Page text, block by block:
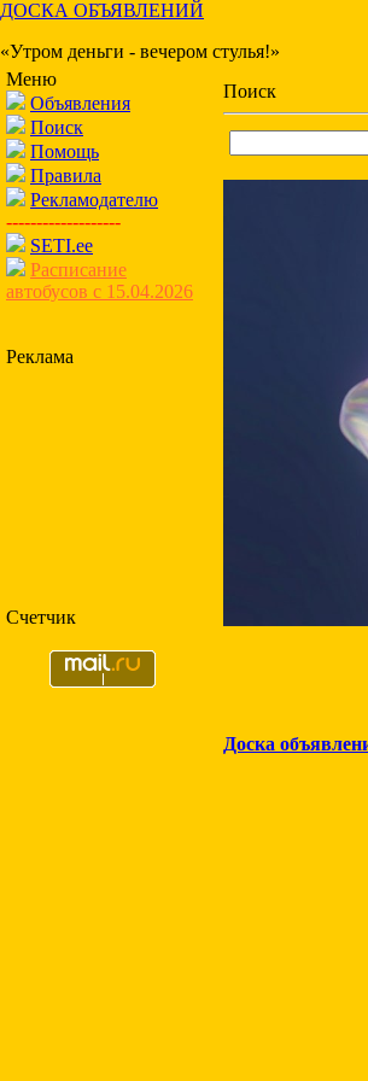
ДОСКА ОБЪЯВЛЕНИЙ
«Утром деньги - вечером стулья!»
Меню
Объявления
Поиск
Помощь
Правила
Рекламодателю
-------------------
SETI.ee
Расписание
автобусов с 15.04.2026
Реклама
Счетчик
Поиск
Доска